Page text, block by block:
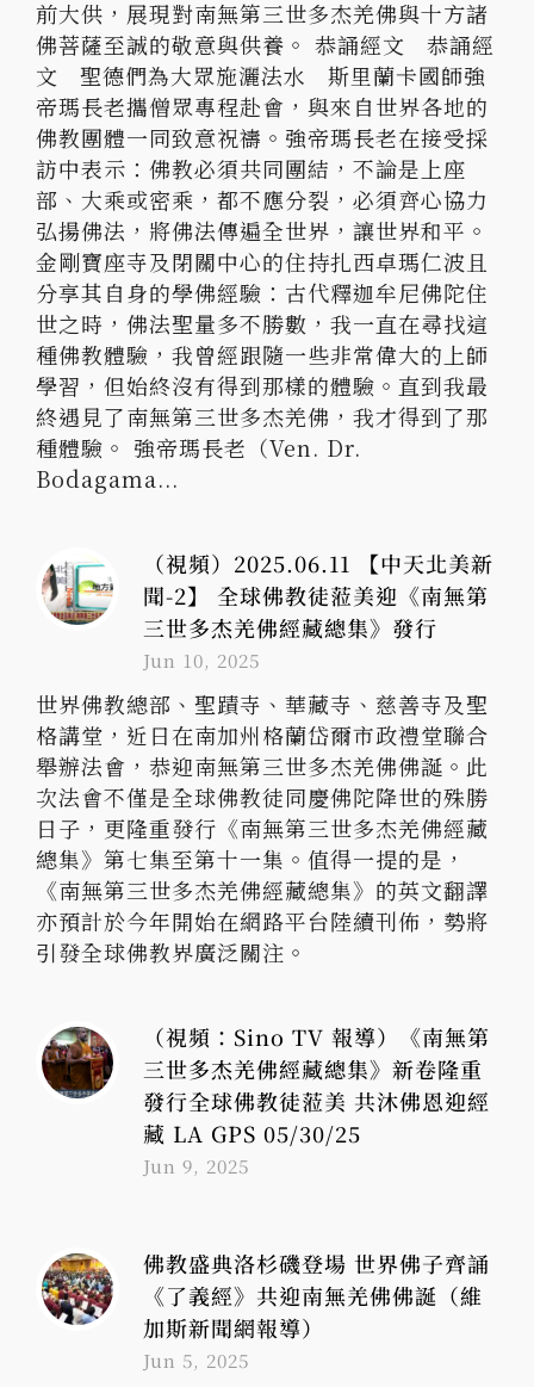
前大供，展現對南無第三世多杰羌佛與十方諸
佛菩薩至誠的敬意與供養。 恭誦經文 恭誦經
文 聖德們為大眾施灑法水 斯里蘭卡國師強
帝瑪長老攜僧眾專程赴會，與來自世界各地的
佛教團體一同致意祝禱。強帝瑪長老在接受採
訪中表示：佛教必須共同團結，不論是上座
部、大乘或密乘，都不應分裂，必須齊心協力
弘揚佛法，將佛法傳遍全世界，讓世界和平。
金剛寶座寺及閉關中心的住持扎西卓瑪仁波且
分享其自身的學佛經驗：古代釋迦牟尼佛陀住
世之時，佛法聖量多不勝數，我一直在尋找這
種佛教體驗，我曾經跟隨一些非常偉大的上師
學習，但始終沒有得到那樣的體驗。直到我最
終遇見了南無第三世多杰羌佛，我才得到了那
種體驗。 強帝瑪長老（Ven. Dr.
Bodagama...
（視頻）2025.06.11 【中天北美新
聞-2】 全球佛教徒蒞美迎《南無第
三世多杰羌佛經藏總集》發行
Jun 10, 2025
世界佛教總部、聖蹟寺、華藏寺、慈善寺及聖
格講堂，近日在南加州格蘭岱爾市政禮堂聯合
舉辦法會，恭迎南無第三世多杰羌佛佛誕。此
次法會不僅是全球佛教徒同慶佛陀降世的殊勝
日子，更隆重發行《南無第三世多杰羌佛經藏
總集》第七集至第十一集。值得一提的是，
《南無第三世多杰羌佛經藏總集》的英文翻譯
亦預計於今年開始在網路平台陸續刊佈，勢將
引發全球佛教界廣泛關注。
（視頻：Sino TV 報導）《南無第
三世多杰羌佛經藏總集》新卷隆重
發行全球佛教徒蒞美 共沐佛恩迎經
藏 LA GPS 05/30/25
Jun 9, 2025
佛教盛典洛杉磯登場 世界佛子齊誦
《了義經》共迎南無羌佛佛誕（維
加斯新聞網報導）
Jun 5, 2025